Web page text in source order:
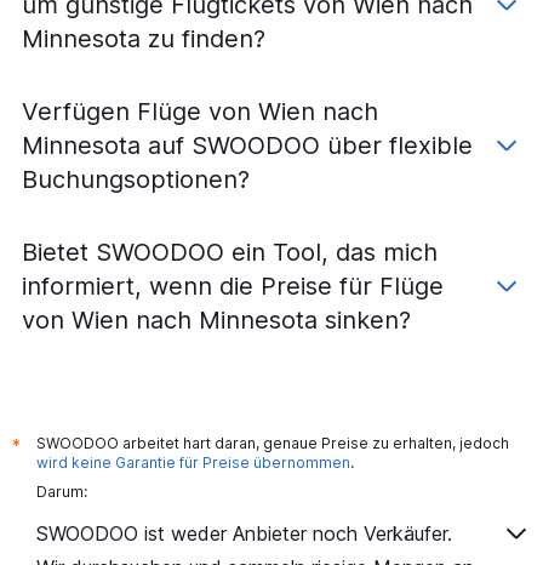
Minnesota zu finden?
Verfügen Flüge von Wien nach
Minnesota auf SWOODOO über flexible
Buchungsoptionen?
Bietet SWOODOO ein Tool, das mich
informiert, wenn die Preise für Flüge
von Wien nach Minnesota sinken?
*
SWOODOO arbeitet hart daran, genaue Preise zu erhalten, jedoch
wird keine Garantie für Preise übernommen.
Darum:
SWOODOO ist weder Anbieter noch Verkäufer.